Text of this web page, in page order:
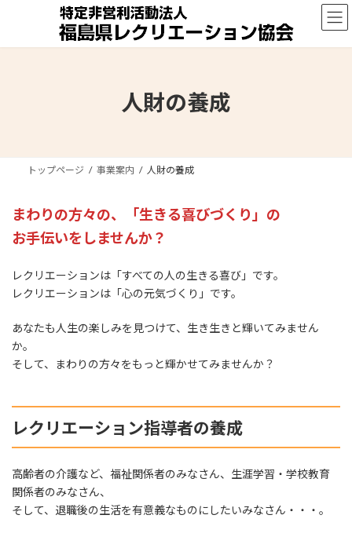
人財の養成
トップページ 事業案内 人財の養成
まわりの方々の、「生きる喜びづくり」の
お手伝いをしませんか？
レクリエーションは「すべての人の生きる喜び」です。
レクリエーションは「心の元気づくり」です。
あなたも人生の楽しみを見つけて、生き生きと輝いてみません
か。
そして、まわりの方々をもっと輝かせてみませんか？
レクリエーション指導者の養成
高齢者の介護など、福祉関係者のみなさん、生涯学習・学校教育
関係者のみなさん、
そして、退職後の生活を有意義なものにしたいみなさん・・・。